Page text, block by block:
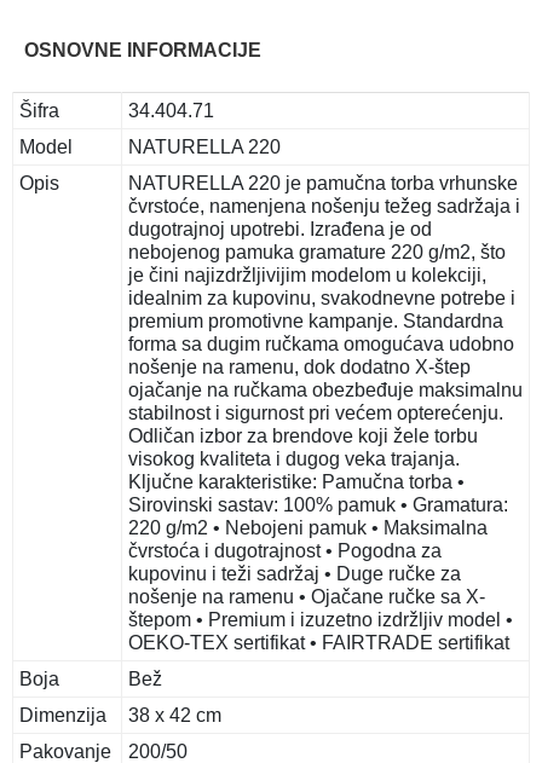
OSNOVNE INFORMACIJE
Šifra
34.404.71
Model
NATURELLA 220
Opis
NATURELLA 220 je pamučna torba vrhunske
čvrstoće, namenjena nošenju težeg sadržaja i
dugotrajnoj upotrebi. Izrađena je od
nebojenog pamuka gramature 220 g/m2, što
je čini najizdržljivijim modelom u kolekciji,
idealnim za kupovinu, svakodnevne potrebe i
premium promotivne kampanje. Standardna
forma sa dugim ručkama omogućava udobno
nošenje na ramenu, dok dodatno X-štep
ojačanje na ručkama obezbeđuje maksimalnu
stabilnost i sigurnost pri većem opterećenju.
Odličan izbor za brendove koji žele torbu
visokog kvaliteta i dugog veka trajanja.
Ključne karakteristike: Pamučna torba •
Sirovinski sastav: 100% pamuk • Gramatura:
220 g/m2 • Nebojeni pamuk • Maksimalna
čvrstoća i dugotrajnost • Pogodna za
kupovinu i teži sadržaj • Duge ručke za
nošenje na ramenu • Ojačane ručke sa X-
štepom • Premium i izuzetno izdržljiv model •
OEKO-TEX sertifikat • FAIRTRADE sertifikat
Boja
Bež
Dimenzija
38 x 42 cm
Pakovanje
200/50